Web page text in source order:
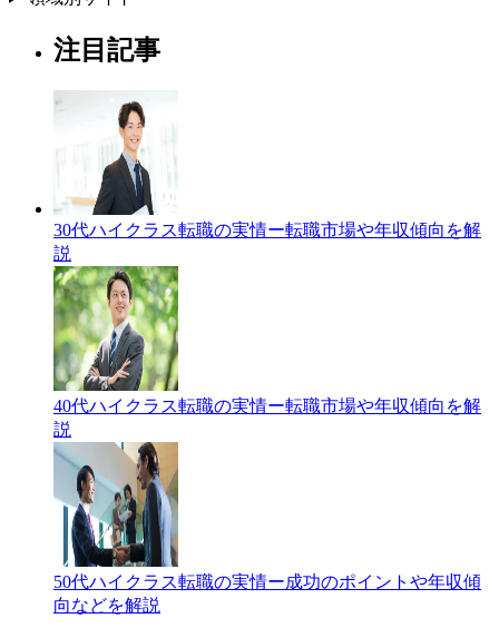
注目記事
30代ハイクラス転職の実情ー転職市場や年収傾向を解
説
40代ハイクラス転職の実情ー転職市場や年収傾向を解
説
50代ハイクラス転職の実情ー成功のポイントや年収傾
向などを解説